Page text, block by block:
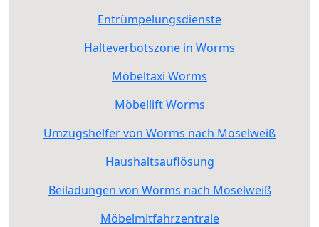
Entrümpelungsdienste
Halteverbotszone in Worms
Möbeltaxi Worms
Möbellift Worms
Umzugshelfer von Worms nach Moselweiß
Haushaltsauflösung
Beiladungen von Worms nach Moselweiß
Möbelmitfahrzentrale